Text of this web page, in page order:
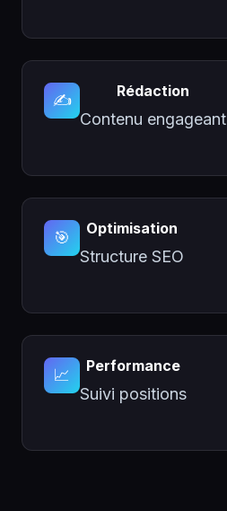
✍️ Rédaction
Contenu engageant
🎯 Optimisation
Structure SEO
📈 Performance
Suivi positions